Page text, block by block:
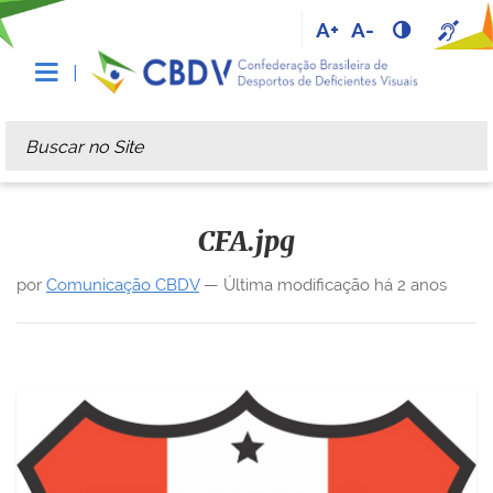
A+ A-
Busca
Busca Avançada…
CFA.jpg
por Comunicação CBDV— Última modificação há 2 anos